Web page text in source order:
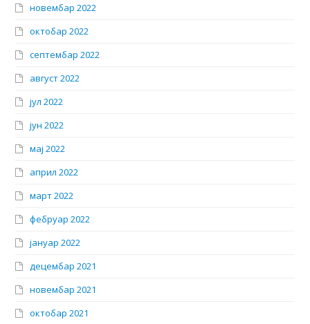
новембар 2022
октобар 2022
септембар 2022
август 2022
јул 2022
јун 2022
мај 2022
април 2022
март 2022
фебруар 2022
јануар 2022
децембар 2021
новембар 2021
октобар 2021